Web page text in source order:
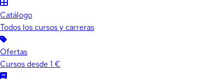
Catálogo
Todos los cursos y carreras
Ofertas
Cursos desde 1 €